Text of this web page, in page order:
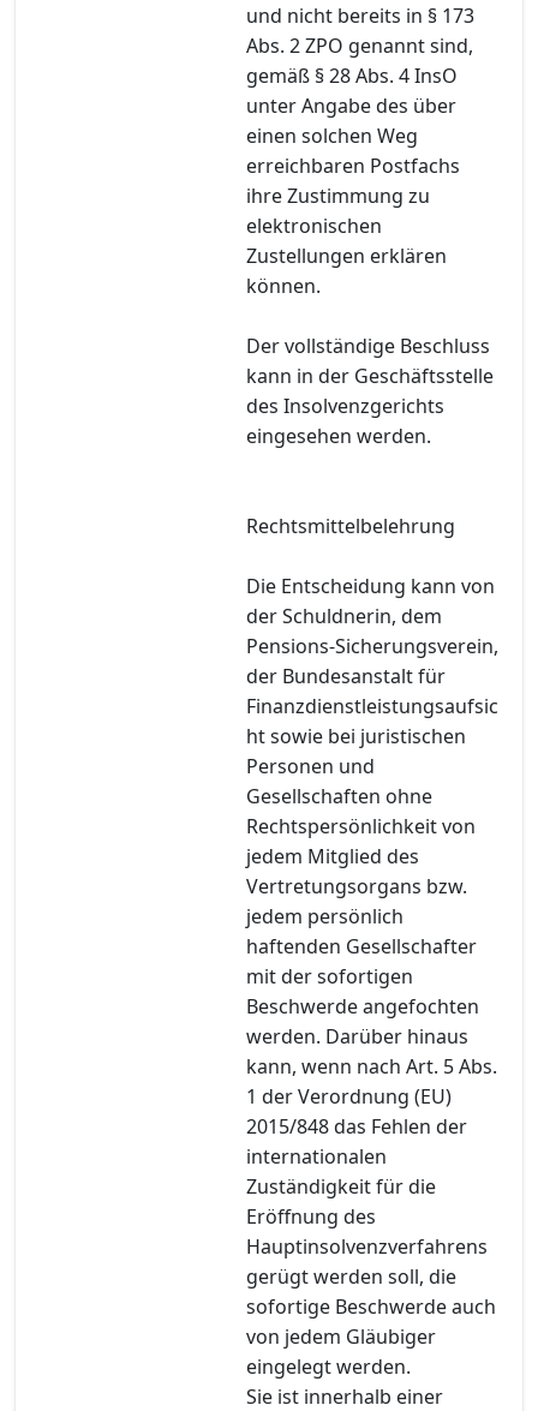
und nicht bereits in § 173
Abs. 2 ZPO genannt sind,
gemäß § 28 Abs. 4 InsO
unter Angabe des über
einen solchen Weg
erreichbaren Postfachs
ihre Zustimmung zu
elektronischen
Zustellungen erklären
können.
Der vollständige Beschluss
kann in der Geschäftsstelle
des Insolvenzgerichts
eingesehen werden.
Rechtsmittelbelehrung
Die Entscheidung kann von
der Schuldnerin, dem
Pensions-Sicherungsverein,
der Bundesanstalt für
Finanzdienstleistungsaufsic
ht sowie bei juristischen
Personen und
Gesellschaften ohne
Rechtspersönlichkeit von
jedem Mitglied des
Vertretungsorgans bzw.
jedem persönlich
haftenden Gesellschafter
mit der sofortigen
Beschwerde angefochten
werden. Darüber hinaus
kann, wenn nach Art. 5 Abs.
1 der Verordnung (EU)
2015/848 das Fehlen der
internationalen
Zuständigkeit für die
Eröffnung des
Hauptinsolvenzverfahrens
gerügt werden soll, die
sofortige Beschwerde auch
von jedem Gläubiger
eingelegt werden.
Sie ist innerhalb einer